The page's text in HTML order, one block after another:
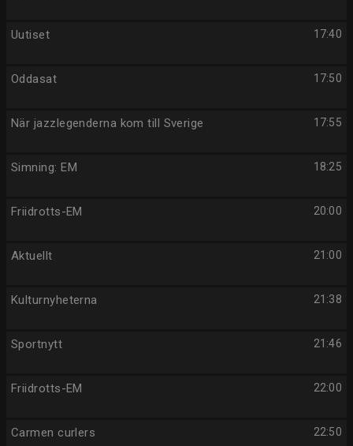
17:40
Uutiset
17:50
Oddasat
17:55
När jazzlegenderna kom till Sverige
18:25
Simning: EM
20:00
Friidrotts-EM
21:00
Aktuellt
21:38
Kulturnyheterna
21:46
Sportnytt
22:00
Friidrotts-EM
22:50
Carmen curlers